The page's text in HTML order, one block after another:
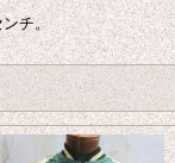
ンチ。